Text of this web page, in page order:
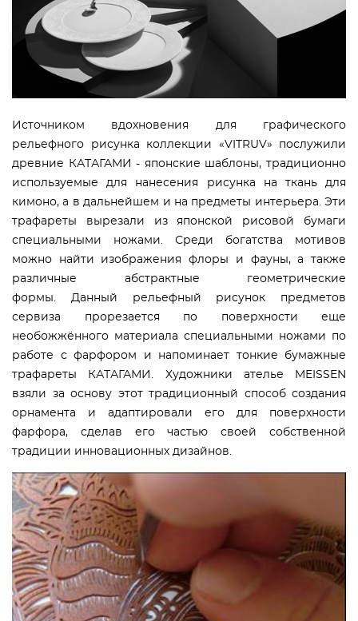
Источником вдохновения для графического
рельефного рисунка коллекции «VITRUV» послужили
древние КАТАГАМИ - японские шаблоны, традиционно
используемые для нанесения рисунка на ткань для
кимоно, а в дальнейшем и на предметы интерьера. Эти
трафареты вырезали из японской рисовой бумаги
специальными ножами. Среди богатства мотивов
можно найти изображения флоры и фауны, а также
различные абстрактные геометрические
формы. Данный рельефный рисунок предметов
сервиза
прорезается по поверхности еще
необожжённого материала специальными ножами по
работе с фарфором и напоминает тонкие бумажные
трафареты КАТАГАМИ. Художники ателье MEISSEN
взяли за основу этот традиционный способ создания
орнамента и адаптировали его для поверхности
фарфора, сделав его частью своей собственной
традиции инновационных дизайнов.